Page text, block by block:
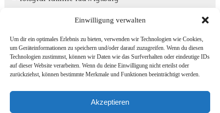
Einwilligung verwalten
Um dir ein optimales Erlebnis zu bieten, verwenden wir Technologien wie Cookies,
um Geräteinformationen zu speichern und/oder darauf zuzugreifen. Wenn du diesen
Technologien zustimmst, können wir Daten wie das Surfverhalten oder eindeutige IDs
auf dieser Website verarbeiten. Wenn du deine Einwilligung nicht erteilst oder
zurückziehst, können bestimmte Merkmale und Funktionen beeinträchtigt werden.
Akzeptieren
« bewerbungsbilder ludwigsburg
starportraits mit aytac sulu